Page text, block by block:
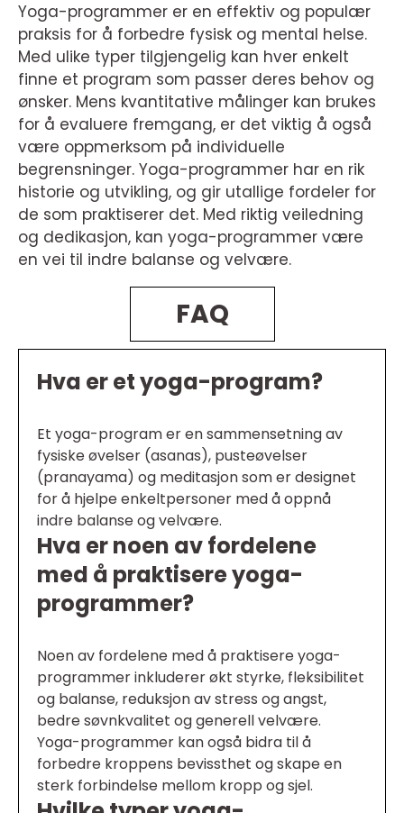
Yoga-programmer er en effektiv og populær
praksis for å forbedre fysisk og mental helse.
Med ulike typer tilgjengelig kan hver enkelt
finne et program som passer deres behov og
ønsker. Mens kvantitative målinger kan brukes
for å evaluere fremgang, er det viktig å også
være oppmerksom på individuelle
begrensninger. Yoga-programmer har en rik
historie og utvikling, og gir utallige fordeler for
de som praktiserer det. Med riktig veiledning
og dedikasjon, kan yoga-programmer være
en vei til indre balanse og velvære.
FAQ
Hva er et yoga-program?
Et yoga-program er en sammensetning av
fysiske øvelser (asanas), pusteøvelser
(pranayama) og meditasjon som er designet
for å hjelpe enkeltpersoner med å oppnå
indre balanse og velvære.
Hva er noen av fordelene
med å praktisere yoga-
programmer?
Noen av fordelene med å praktisere yoga-
programmer inkluderer økt styrke, fleksibilitet
og balanse, reduksjon av stress og angst,
bedre søvnkvalitet og generell velvære.
Yoga-programmer kan også bidra til å
forbedre kroppens bevissthet og skape en
sterk forbindelse mellom kropp og sjel.